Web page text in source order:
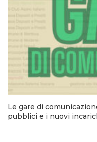
Le gare di
pubblici e i nuovi